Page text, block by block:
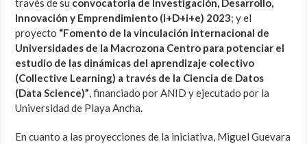
través de su convocatoria de Investigación, Desarrollo,
Innovación y Emprendimiento (I+D+i+e) 2023; y el
proyecto “Fomento de la vinculación internacional de
Universidades de la Macrozona Centro para potenciar el
estudio de las dinámicas del aprendizaje colectivo
(Collective Learning) a través de la Ciencia de Datos
(Data Science)”, financiado por ANID y ejecutado por la
Universidad de Playa Ancha.
En cuanto a las proyecciones de la iniciativa, Miguel Guevara